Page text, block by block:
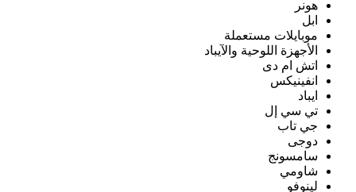
هونر
ابل
موبايلات مستعملة
الأجهزة اللوحية والآيباد
اتش ام دى
انفينيكس
ايباد
تي سي إل
جي تاب
دوجى
سامسونج
شاومي
لينوفو